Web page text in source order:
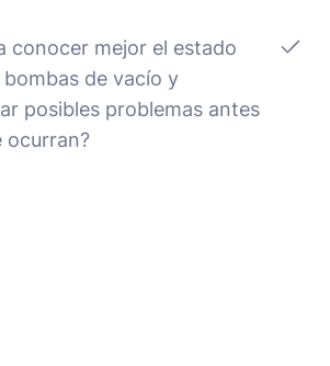
conocer mejor el estado
bombas de vacío y
posibles problemas antes
ocurran?